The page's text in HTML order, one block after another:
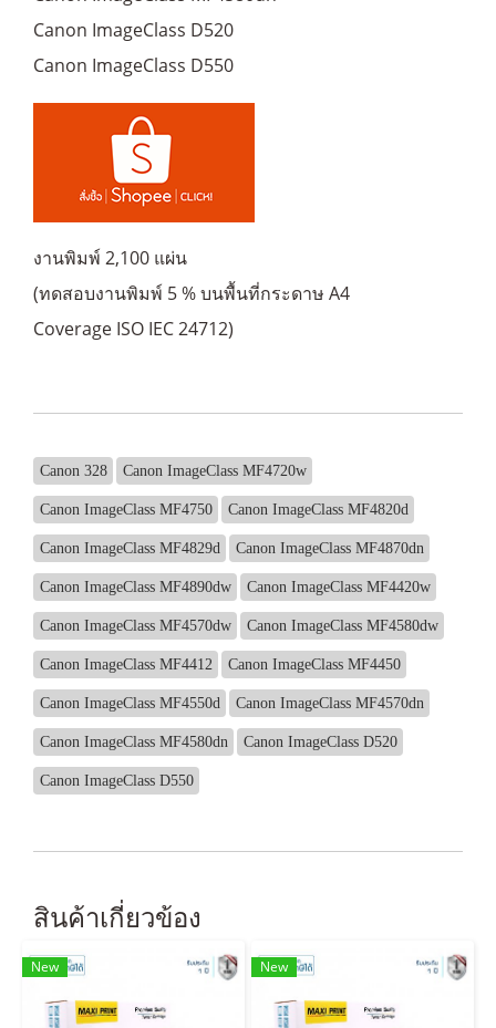
Canon ImageClass D520
Canon ImageClass D550
งานพิมพ์ 2,100 แผ่น
(ทดสอบงานพิมพ์ 5 % บนพื้นที่กระดาษ A4
Coverage ISO IEC 24712)
Canon 328 Canon ImageClass MF4720w
Canon ImageClass MF4750 Canon ImageClass MF4820d
Canon ImageClass MF4829d Canon ImageClass MF4870dn
Canon ImageClass MF4890dw Canon ImageClass MF4420w
Canon ImageClass MF4570dw Canon ImageClass MF4580dw
Canon ImageClass MF4412 Canon ImageClass MF4450
Canon ImageClass MF4550d Canon ImageClass MF4570dn
Canon ImageClass MF4580dn Canon ImageClass D520
Canon ImageClass D550
สินค้าเกี่ยวข้อง
New New